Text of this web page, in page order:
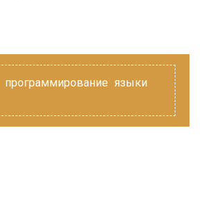
программирование языки